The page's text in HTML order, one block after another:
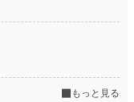
もっと見る